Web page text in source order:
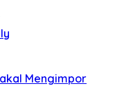
Mengimpor